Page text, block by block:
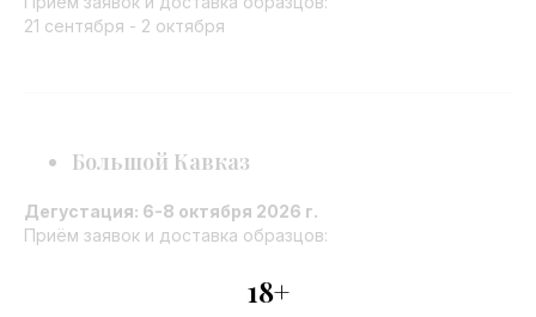
18+
21 сентября - 2 октября
Большой Кавказ
Дегустация: 6-8 октября 2026 г.
Приём заявок и доставка образцов: